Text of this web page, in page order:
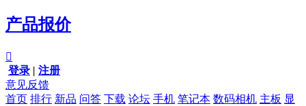
产品报价

登录 | 注册
意见反馈
首页 排行 新品 问答 下载 论坛 手机 笔记本 数码相机 主板 显